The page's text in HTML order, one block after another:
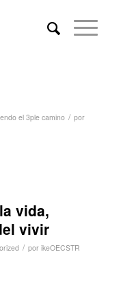
el 3ple camino / por
vida,
vivir
/ por ikeOECSTR